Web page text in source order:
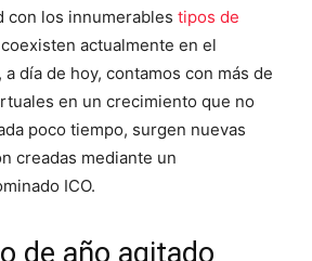
con los innumerables tipos de
actualmente en el
día de hoy, contamos con más de
en un crecimiento que no
poco tiempo, surgen nuevas
creadas mediante un
ICO.
de año agitado